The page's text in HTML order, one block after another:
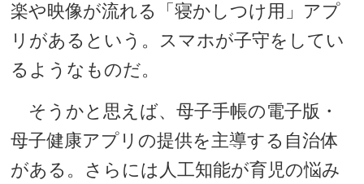
楽や映像が流れる「寝かしつけ用」アプ
リがあるという。スマホが子守をしてい
るようなものだ。
そうかと思えば、母子手帳の電子版・
母子健康アプリの提供を主導する自治体
がある。さらには人工知能が育児の悩み